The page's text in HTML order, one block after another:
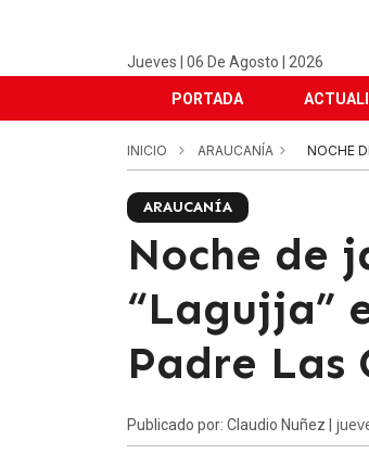
Jueves | 06 De Agosto | 2026
PORTADA
INICIO ARAUCANÍA NOCHE
ARAUCANÍA
Noche de
“Lagujja”
Padre Las
Publicado por: Claudio Nuñez |